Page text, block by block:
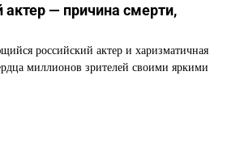
актер — причина смерти,
российский актер и харизматичная
миллионов зрителей своими яркими